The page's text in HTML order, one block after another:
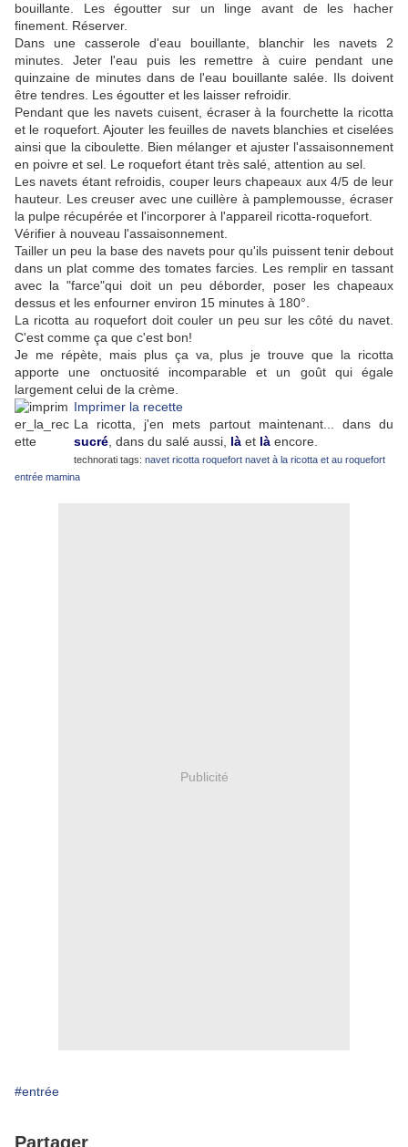
bouillante. Les égoutter sur un linge avant de les hacher
finement. Réserver.
Dans une casserole d'eau bouillante, blanchir les navets 2
minutes. Jeter l'eau puis les remettre à cuire pendant une
quinzaine de minutes dans de l'eau bouillante salée. Ils doivent
être tendres. Les égoutter et les laisser refroidir.
Pendant que les navets cuisent, écraser à la fourchette la ricotta
et le roquefort. Ajouter les feuilles de navets blanchies et ciselées
ainsi que la ciboulette. Bien mélanger et ajuster l'assaisonnement
en poivre et sel. Le roquefort étant très salé, attention au sel.
Les navets étant refroidis, couper leurs chapeaux aux 4/5 de leur
hauteur. Les creuser avec une cuillère à pamplemousse, écraser
la pulpe récupérée et l'incorporer à l'appareil ricotta-roquefort.
Vérifier à nouveau l'assaisonnement.
Tailler un peu la base des navets pour qu'ils puissent tenir debout
dans un plat comme des tomates farcies. Les remplir en tassant
avec la "farce"qui doit un peu déborder, poser les chapeaux
dessus et les enfourner environ 15 minutes à 180°.
La ricotta au roquefort doit couler un peu sur les côté du navet.
C'est comme ça que c'est bon!
Je me répète, mais plus ça va, plus je trouve que la ricotta
apporte une onctuosité incomparable et un goût qui égale
largement celui de la crème.
Imprimer la recette
La ricotta, j'en mets partout maintenant... dans du
sucré , dans du salé aussi, là et là encore.
technorati tags: navet ricotta roquefort navet à la ricotta et au roquefort
entrée mamina
Publicité
#entrée
Partager